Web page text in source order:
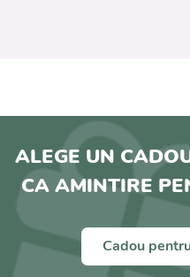
ALEGE UN
CA AMINTIRE
Cadou